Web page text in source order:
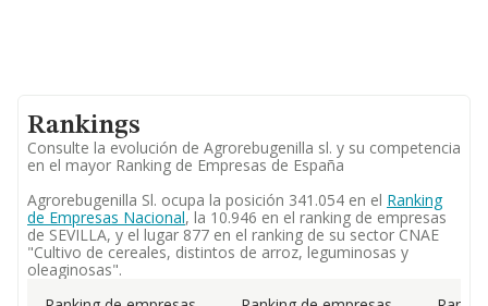
Rankings
Consulte la evolución de Agrorebugenilla sl. y su competencia
en el mayor Ranking de Empresas de España
Agrorebugenilla Sl. ocupa la posición 341.054 en el Ranking
de Empresas Nacional, la 10.946 en el ranking de empresas
de SEVILLA, y el lugar 877 en el ranking de su sector CNAE
"Cultivo de cereales, distintos de arroz, leguminosas y
oleaginosas".